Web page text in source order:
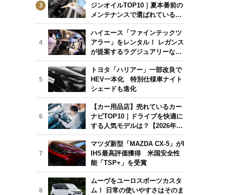
3
ジンオイルTOP10｜夏本番前の
メンテナンスで選ばれている人
気モデルは？【2026年6月版】
4
ハイエース「ファインテックツ
アラー」をレンタル！ レガンス
が提案するラグジュアリーな移
動体験
5
トヨタ「ハリアー」一部改良で
HEV一本化 特別仕様車ナイト
シェードも進化
6
【カー用品店】売れているカー
ナビTOP10｜ドライブを快適に
する人気モデルは？【2026年6
月版】
7
マツダ新型「MAZDA CX-5」がI
IHS最高評価獲得 米国安全性
能「TSP+」を受賞
8
ムーヴをユーロスポーツカスタ
ム！ 日常の使いやすさはそのま